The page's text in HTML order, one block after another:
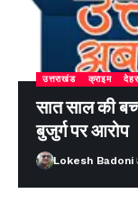
उत्तराखंड क्राइम
सात साल की
बुजुर्ग पर आरोप
Lokesh Badoni